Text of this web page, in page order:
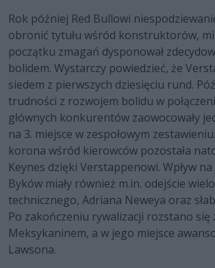
Rok później Red Bullowi
obronić tytułu wśród konstruktorów,
początku zmagań dysponował
bolidem. Wystarczy powiedzieć, że
siedem z pierwszych dziesięciu rund.
trudności z rozwojem bolidu w
głównych konkurentów zaowocowały
na 3. miejsce w zespołowym
korona wśród kierowców pozostała
Keynes dzięki Verstappenowi. Wpływ
Byków miały również m.in. odejście
technicznego, Adriana Neweya oraz
Po zakończeniu rywalizacji rozstano się
Meksykaninem, a w jego miejsce
Lawsona.